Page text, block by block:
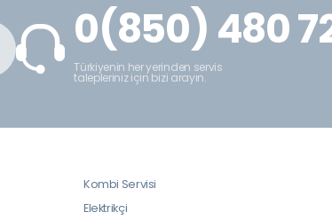
0(850) 480
Türkiyenin her yerinden servis
talepleriniz için bizi arayın.
Kombi Servisi
Elektrikçi